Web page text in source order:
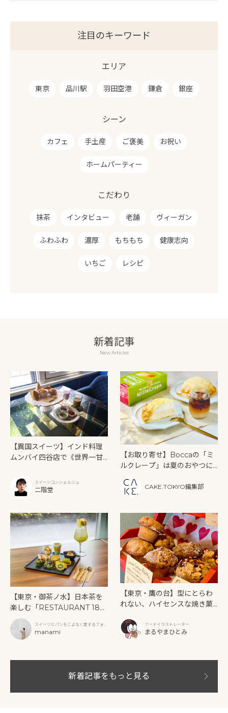
注目のキーワード
エリア
東京 品川駅 羽田空港 鎌倉 銀座
シーン
カフェ 手土産 ご褒美 お祝い
ホームパーティー
こだわり
抹茶 インタビュー 老舗 ヴィーガン
ふわふわ 濃厚 もちもち 健康志向
いちご レシピ
新着記事
New Articles
【異国スイーツ】インド料理
ムンバイ四谷店で《世界一甘
ー》を味わうスイーツコンシェルジュ
二階堂
【お取り寄せ】Boccaの「ミ
ルクレープ」は夏のおやつに
CAKE.TOKYO編集部
【東京・御茶ノ水】日本茶を
楽しむ「RESTAURANT 189
9 OCHANOMIZU」の抹茶ア
フタヌーンティーと新作クリ
ームソーダ
スイーツとパンをこよなく愛するフォト
グラファー
manami
【東京・鷹の台】型にとらわ
れない、ハイセンスな焼き菓
フードイラストレーター
まるやまひとみ
新着記事をもっと見る